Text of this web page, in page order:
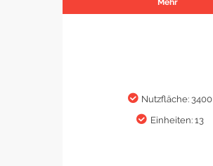
Mehr
Nutzfläche: 3400
Einheiten: 13